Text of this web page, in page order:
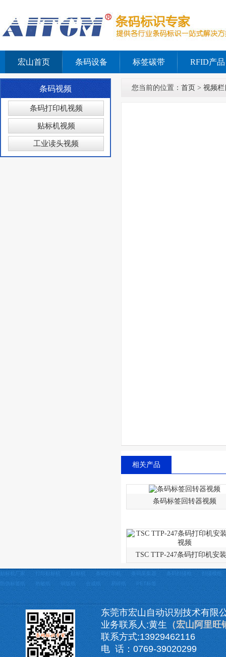
宏山首页 条码设备 标签碳带 RFID产品
条码视频
条码打印机视频
贴标机视频
工业读头视频
您当前的位置： 首页 > 视频栏
相关产品
条码标签回转器视频
TSC TTP-247条码打印机安
贴标机厂家 打印贴标机 贴标机 条码打印机 条码扫描枪
扫描模组
防伪标签纸
热敏纸 合成纸 PET标签
东莞市宏山自动识别技术有限
业务联系人:黄生 （宏山阿里旺
联系方式:13929462116
电 话：0769-39020299